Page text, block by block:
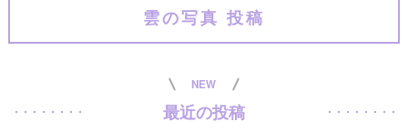
雲の写真 投稿
NEW
最近の投稿